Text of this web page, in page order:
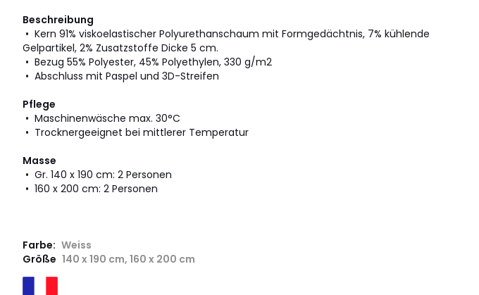
Beschreibung
• Kern 91% viskoelastischer Polyurethanschaum mit Formgedächtnis, 7% kühlende
Gelpartikel, 2% Zusatzstoffe Dicke 5 cm.
• Bezug 55% Polyester, 45% Polyethylen, 330 g/m2
• Abschluss mit Paspel und 3D-Streifen
Pflege
• Maschinenwäsche max. 30°C
• Trocknergeeignet bei mittlerer Temperatur
Masse
• Gr. 140 x 190 cm: 2 Personen
• 160 x 200 cm: 2 Personen
Farbe: Weiss
Größe 140 x 190 cm, 160 x 200 cm